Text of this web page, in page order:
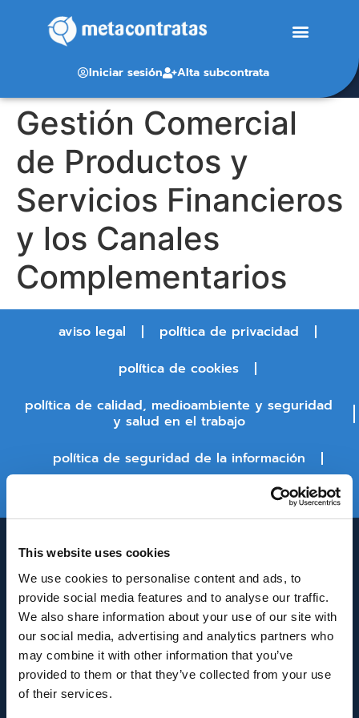
This website uses cookies
We use cookies to personalise content and ads, to
provide social media features and to analyse our traffic.
We also share information about your use of our site with
our social media, advertising and analytics partners who
may combine it with other information that you’ve
provided to them or that they’ve collected from your use
of their services.
Iniciar sesión Alta subcontrata
Gestión Comercial
de Productos y
Servicios Financieros
y los Canales
Complementarios
aviso legal
política de privacidad
política de cookies
política de calidad, medioambiente y seguridad
y salud en el trabajo
política de seguridad de la información
INNOVACIÓN Y DESARROLLO DE ANDALUCÍA
IDEA